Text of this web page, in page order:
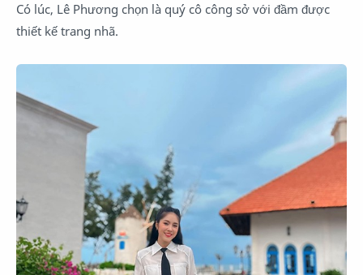
Có lúc, Lê Phương chọn là quý cô công sở với đầm được
thiết kế trang nhã.